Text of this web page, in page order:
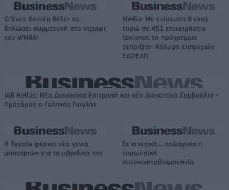
Ο Ένες Καντέρ θέλει να
δηλώσει συμμετοχή στο ντραφτ
του WNBA!
Media: Με ενίσχυση 8 εκατ.
ευρώ σε 451 επιχειρήσεις
ξεκίνησε το πρόγραμμα
στήριξης- Κάλυψη εισφορών
ΕΔΟΕΑΠ
IAB Hellas: Νέα Διοικούσα Επιτροπή και νέο Διοικητικό Συμβούλιο -
Πρόεδρος ο Γαληνός Γιαγλής
Η Toyota φέρνει νέα γενιά
μπαταριών για τα υβριδικά της
Σε κινεζική… πολιορκία η
ευρωπαϊκή
αυτοκινητοβιομηχανία